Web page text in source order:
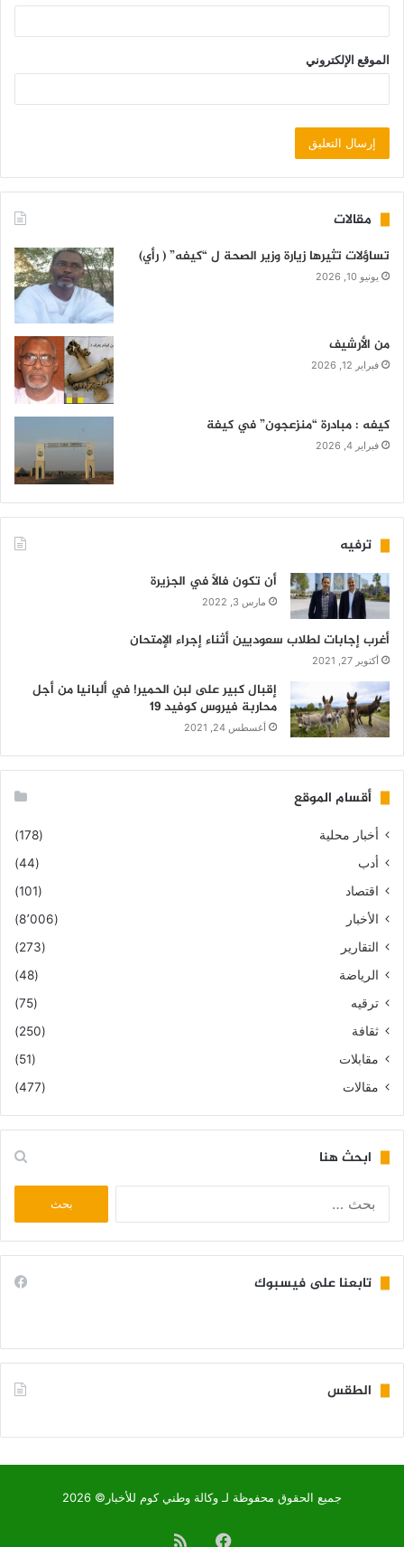
الموقع الإلكتروني
مقالات
تساؤلات تثيرها زيارة وزير الصحة ل “كيفه” ( رأي)
يونيو 10, 2026
من الأرشيف
فبراير 12, 2026
كيفه : مبادرة “منزعجون” في كيفة
فبراير 4, 2026
ترفيه
أن تكون فالاً في الجزيرة
مارس 3, 2022
أغرب إجابات لطلاب سعوديين أثناء إجراء الإمتحان
أكتوبر 27, 2021
إقبال كبير على لبن الحمير! في ألبانيا من أجل
محاربة فيروس كوفيد 19
أغسطس 24, 2021
أقسام الموقع
أخبار محلية
(178)
أدب
(44)
اقتصاد
(101)
الأخبار
(8٬006)
التقارير
(273)
الرياضة
(48)
ترقيه
(75)
ثقافة
(250)
مقابلات
(51)
مقالات
(477)
ابحث هنا
تابعنا على فيسبوك
الطقس
جميع الحقوق محفوظة لـ وكالة وطني كوم للأخبار© 2026
فيسبوكملخص